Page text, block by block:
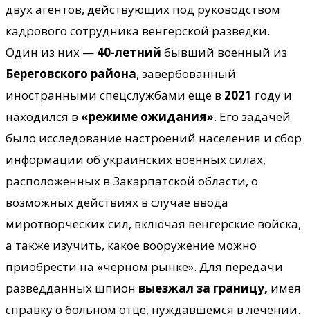
двух агентов, действующих под руководством
кадрового сотрудника венгерской разведки.
Один из них — 40-летний бывший военный из
Береговского района, завербованный
иностранными спецслужбами еще в 2021 году и
находился в «режиме ожидания». Его задачей
было исследование настроений населения и сбор
информации об украинских военных силах,
расположенных в Закарпатской области, о
возможных действиях в случае ввода
миротворческих сил, включая венгерские войска,
а также изучить, какое вооружение можно
приобрести на «черном рынке». Для передачи
разведданных шпион выезжал за границу, имея
справку о больном отце, нуждавшемся в лечении.